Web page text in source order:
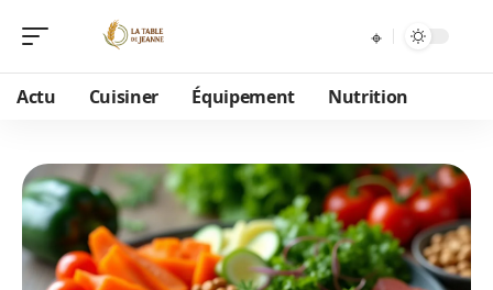
Actu Cuisiner Équipement Nutrition